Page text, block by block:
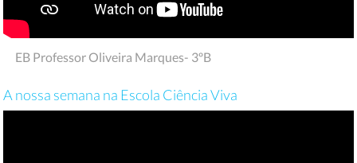
EB Professor Oliveira Marques- 3ºB
A nossa semana na Escola Ciência Viva